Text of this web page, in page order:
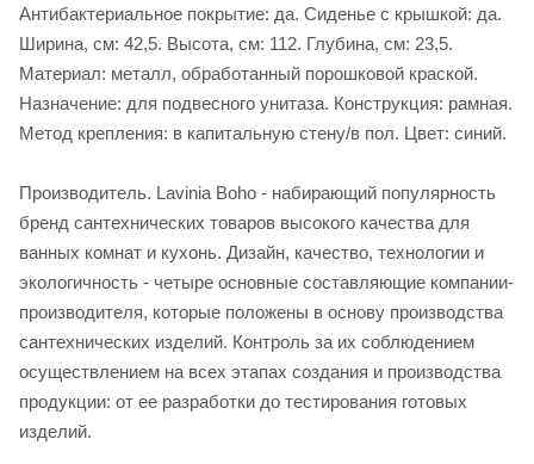
Антибактериальное покрытие: да. Сиденье c крышкой: да.
Ширина, см: 42,5. Высота, см: 112. Глубина, см: 23,5.
Материал: металл, обработанный порошковой краской.
Назначение: для подвесного унитаза. Конструкция: рамная.
Метод крепления: в капитальную стену/в пол. Цвет: синий.
Производитель. Lavinia Boho - набирающий популярность
бренд сантехнических товаров высокого качества для
ванных комнат и кухонь. Дизайн, качество, технологии и
экологичность - четыре основные составляющие компании-
производителя, которые положены в основу производства
сантехнических изделий. Контроль за их соблюдением
осуществлением на всех этапах создания и производства
продукции: от ее разработки до тестирования готовых
изделий.